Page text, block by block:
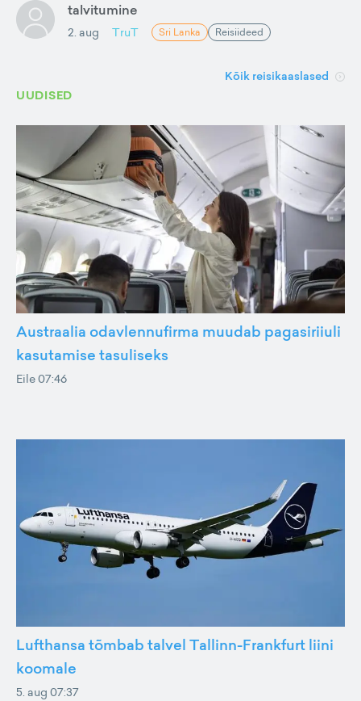
talvitumine
2. aug TruT Sri Lanka Reisiideed
Kõik reisikaaslased
UUDISED
Austraalia odavlennufirma muudab pagasiriiuli
kasutamise tasuliseks
Eile 07:46
Lufthansa tõmbab talvel Tallinn-Frankfurt liini
koomale
5. aug 07:37